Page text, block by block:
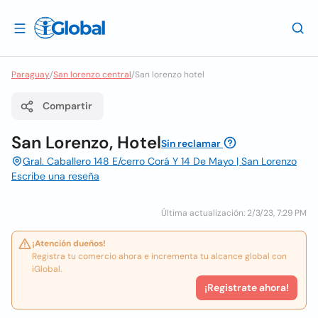
Paraguay/San lorenzo central/San lorenzo hotel
Compartir
San Lorenzo, HotelSin reclamar
Gral. Caballero 148 E/cerro Corá Y 14 De Mayo | San Lorenzo
Escribe una reseña
Última actualización: 2/3/23, 7:29 PM
¡Atención dueños!
Registra tu comercio ahora e incrementa tu alcance global con
iGlobal.
¡Registrate ahora!